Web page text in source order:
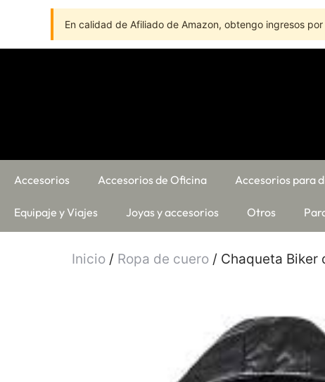
En calidad de Afiliado de Amazon, obtengo ingresos
Accesorios Accesorios de Oficina Accesorios para
Equipaje y Viajes Joyas y accesorios Otros
Inicio / Ropa de cuero / Chaqueta Biker